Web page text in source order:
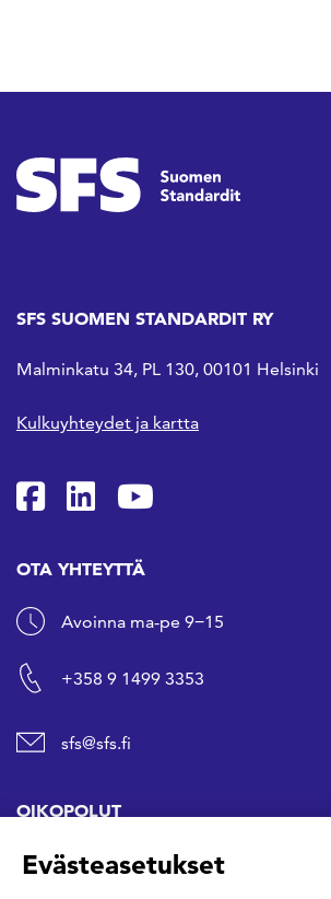
SFS SUOMEN STANDARDIT RY
Malminkatu 34, PL 130, 00101 Helsinki
Kulkuyhteydet ja kartta
SFS Facebookissa
SFS Linkedinissä
SFS Youtubessa
OTA YHTEYTTÄ
Avoinna ma-pe 9−15
+358 9 1499 3353
sfs@sfs.fi
OIKOPOLUT
Hanki standardi
Evästeasetukset